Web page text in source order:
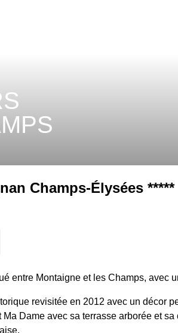
Champs-Élysées *****
entre Montaigne et les Champs, avec
revisitée en 2012 avec un décor
Ma Dame avec sa terrasse arborée et